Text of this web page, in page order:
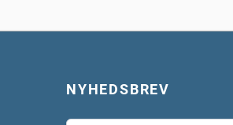
NYHEDSBREV